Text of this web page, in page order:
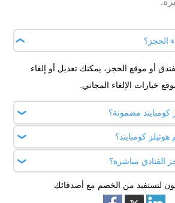
الحجز؟
أو موقع الحجز، يمكنك تعديل أو إلغاء
خيارات الإلغاء المجاني.
كومبايند مضمونة؟
أفضل سعر متاح، وإذا وجدت سعرًا أقل
الفرق.
كومبايند؟
الخصم عند موقع مزود الخدمة أو استخدم
الكود للحصول على التخفيض.
الفنادق مباشرة؟
الحجز الفعلية لإتمام الدفع والحجز.
لتستفيد من الخصم مع أصدقائك